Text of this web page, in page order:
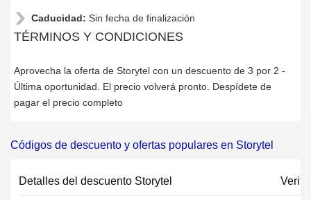
Caducidad: Sin fecha de finalización
TÉRMINOS Y CONDICIONES
Aprovecha la oferta de Storytel con un descuento de 3 por 2 -
Última oportunidad. El precio volverá pronto. Despídete de
pagar el precio completo
Códigos de descuento y ofertas populares en Storytel
Detalles del descuento Storytel